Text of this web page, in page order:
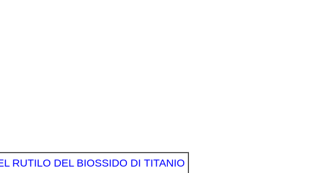
RUTILO DEL BIOSSIDO DI TITANIO